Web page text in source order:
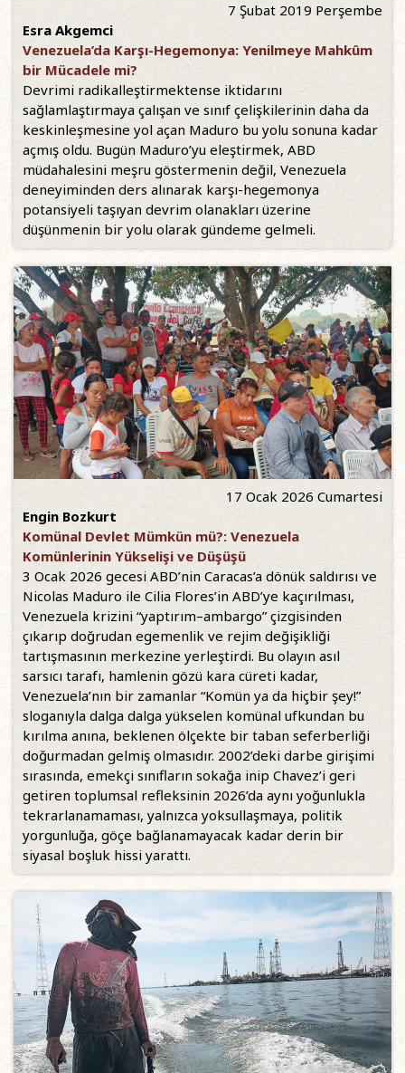
7 Şubat 2019 Perşembe
Esra Akgemci
Venezuela’da Karşı-Hegemonya: Yenilmeye Mahkûm
bir Mücadele mi?
Devrimi radikalleştirmektense iktidarını
sağlamlaştırmaya çalışan ve sınıf çelişkilerinin daha da
keskinleşmesine yol açan Maduro bu yolu sonuna kadar
açmış oldu. Bugün Maduro’yu eleştirmek, ABD
müdahalesini meşru göstermenin değil, Venezuela
deneyiminden ders alınarak karşı-hegemonya
potansiyeli taşıyan devrim olanakları üzerine
düşünmenin bir yolu olarak gündeme gelmeli.
17 Ocak 2026 Cumartesi
Engin Bozkurt
Komünal Devlet Mümkün mü?: Venezuela
Komünlerinin Yükselişi ve Düşüşü
3 Ocak 2026 gecesi ABD’nin Caracas’a dönük saldırısı ve
Nicolas Maduro ile Cilia Flores’in ABD’ye kaçırılması,
Venezuela krizini “yaptırım–ambargo” çizgisinden
çıkarıp doğrudan egemenlik ve rejim değişikliği
tartışmasının merkezine yerleştirdi. Bu olayın asıl
sarsıcı tarafı, hamlenin gözü kara cüreti kadar,
Venezuela’nın bir zamanlar “Komün ya da hiçbir şey!”
sloganıyla dalga dalga yükselen komünal ufkundan bu
kırılma anına, beklenen ölçekte bir taban seferberliği
doğurmadan gelmiş olmasıdır. 2002’deki darbe girişimi
sırasında, emekçi sınıfların sokağa inip Chavez’i geri
getiren toplumsal refleksinin 2026’da aynı yoğunlukla
tekrarlanamaması, yalnızca yoksullaşmaya, politik
yorgunluğa, göçe bağlanamayacak kadar derin bir
siyasal boşluk hissi yarattı.